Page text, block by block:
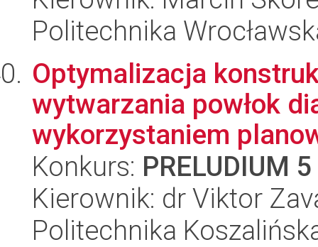
Politechnika
Optymalizacja
wytwarzania powłok
wykorzystaniem
Konkurs: PRELUDIUM 5
Kierownik: dr Viktor
Politechnika